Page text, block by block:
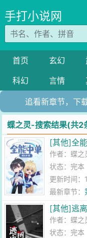
手打小说网
首页 玄幻
科幻
言情
追看新章节，下
蝶之灵-搜索结果(共2
[其他]全
作者： 蝶之
状态：完本
更新时间
最新章节：
[其他]逃
作者： 蝶之
状态：完本